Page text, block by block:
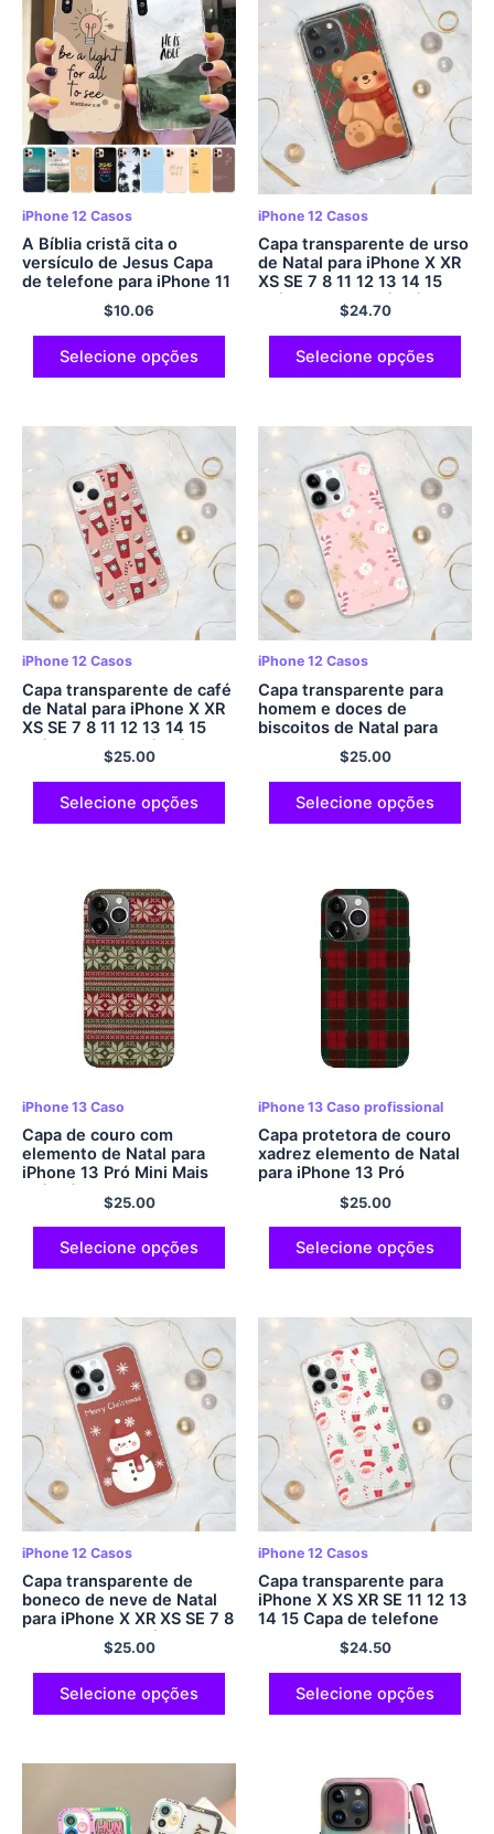
iPhone 12 Casos
A Bíblia cristã cita o
versículo de Jesus Capa
de telefone para iPhone 11
12 13 mini pro XS MAX 8 7
6 6S mais 2020 Caso XR
$10.06
Selecione opções
iPhone 12 Casos
Capa transparente de urso
de Natal para iPhone X XR
XS SE 7 8 11 12 13 14 15
Pró Mini Mais Pró Máx.
$24.70
Selecione opções
iPhone 12 Casos
Capa transparente de café
de Natal para iPhone X XR
XS SE 7 8 11 12 13 14 15
Pró Mini Mais Pró Máx.
$25.00
Selecione opções
iPhone 12 Casos
Capa transparente para
homem e doces de
biscoitos de Natal para
iPhone X XR XS SE 7 8 11
12 13 14 15 Pró Mini Mais
Pró Máx.
$25.00
Selecione opções
iPhone 13 Caso
Capa de couro com
elemento de Natal para
iPhone 13 Pró Mini Mais
Pró Máx.
$25.00
Selecione opções
iPhone 13 Caso profissional
Capa protetora de couro
xadrez elemento de Natal
para iPhone 13 Pró
$25.00
Selecione opções
iPhone 12 Casos
Capa transparente de
boneco de neve de Natal
para iPhone X XR XS SE 7 8
11 12 13 14 15 Pró Mini
Mais Pró Máx.
$25.00
Selecione opções
iPhone 12 Casos
Capa transparente para
iPhone X XS XR SE 11 12 13
14 15 Capa de telefone
com padrão de Natal Pro
Plus Pro Max
$24.50
Selecione opções